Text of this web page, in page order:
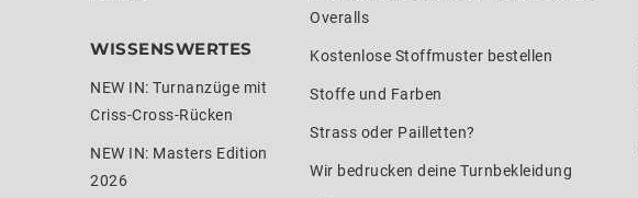
WISSENSWERTES
NEW IN: Turnanzüge mit
Criss-Cross-Rücken
NEW IN: Masters Edition
2026
Overalls
Kostenlose Stoffmuster bestellen
Stoffe und Farben
Strass oder Pailletten?
Wir bedrucken deine Turnbekleidung